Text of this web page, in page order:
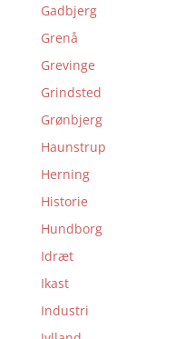
Gadbjerg
Grenå
Grevinge
Grindsted
Grønbjerg
Haunstrup
Herning
Historie
Hundborg
Idræt
Ikast
Industri